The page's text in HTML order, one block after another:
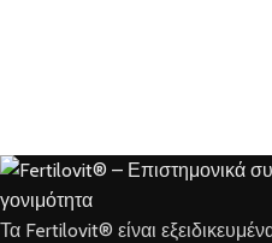
Τα Fertilovit® είναι